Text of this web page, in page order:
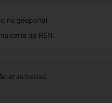
no geoportal.
carta da REN.
atualizadas.